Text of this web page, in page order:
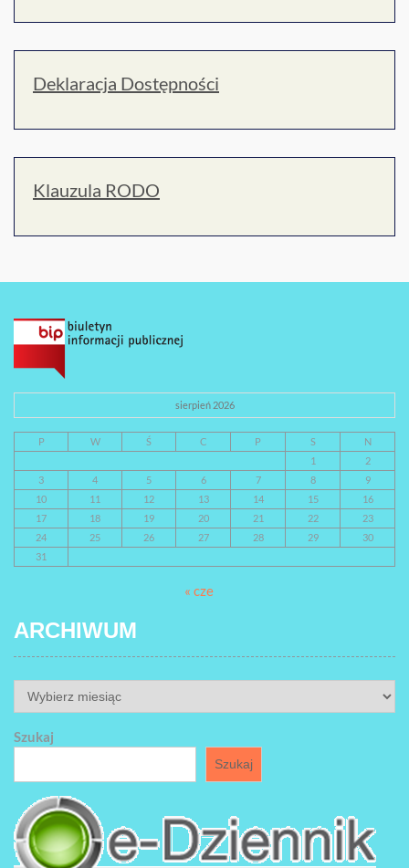
Deklaracja Dostępności
Klauzula RODO
sierpień 2026
P W Ś C P S
N
1
2
3
4 5 6 7 8
9
10
11 12 13 14 15
16
17
18 19 20 21 22
23
24
25 26 27 28 29
30
31
« cze
ARCHIWUM
ARCHIWUM
Szukaj
Szukaj